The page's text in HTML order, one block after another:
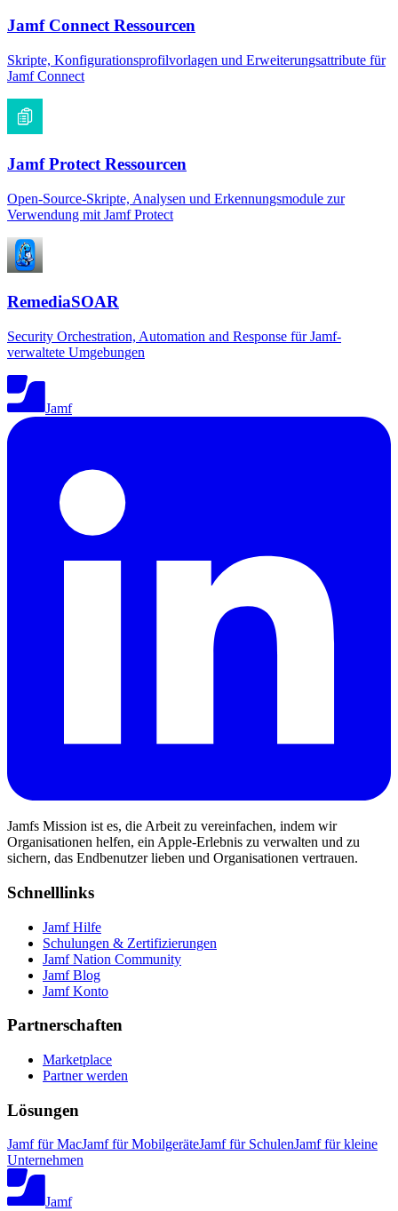
Jamf Connect Ressourcen
Skripte, Konfigurationsprofilvorlagen und Erweiterungsattribute für
Jamf Connect
Jamf Protect Ressourcen
Open-Source-Skripte, Analysen und Erkennungsmodule zur
Verwendung mit Jamf Protect
RemediaSOAR
Security Orchestration, Automation and Response für Jamf-
verwaltete Umgebungen
Jamf
Jamfs Mission ist es, die Arbeit zu vereinfachen, indem wir
Organisationen helfen, ein Apple-Erlebnis zu verwalten und zu
sichern, das Endbenutzer lieben und Organisationen vertrauen.
Schnelllinks
Jamf Hilfe
Schulungen & Zertifizierungen
Jamf Nation Community
Jamf Blog
Jamf Konto
Partnerschaften
Marketplace
Partner werden
Lösungen
Jamf für MacJamf für MobilgeräteJamf für SchulenJamf für kleine
Unternehmen
Jamf